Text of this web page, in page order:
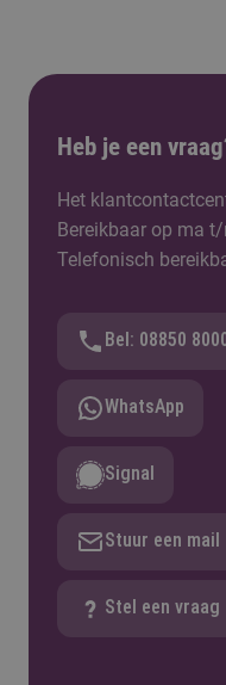
Heb je een
Het
Bereikbaar op ma
Telefonisch
Bel: 08850
WhatsApp
Signal
Stuur een mail
Stel een vraag